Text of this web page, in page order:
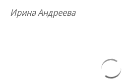
Ирина Андреева